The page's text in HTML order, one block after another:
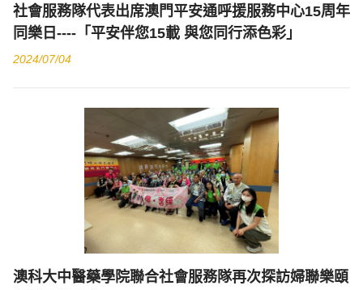
社會服務隊代表出席澳門平安通呼援服務中心15周年
同樂日----「平安伴您15載 與您同行添色彩」
2024/07/04
澳科大中醫藥學院聯合社會服務隊再次探訪婦聯樂頤